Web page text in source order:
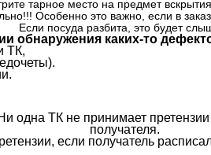
тарное место на предмет
Особенно это важно, если в
Если посуда разбита, это будет
обнаружения каких-то
ТК,
одна ТК не принимает
получателя.
если получатель